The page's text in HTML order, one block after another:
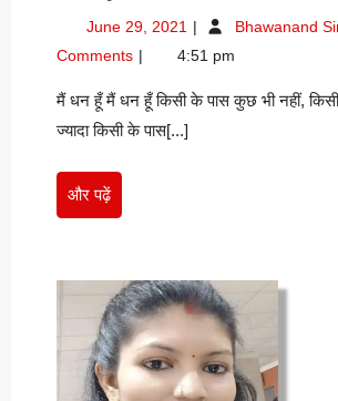
हूँ-
भवानंद
सिंह
June 29, 2021 June
2021
Bhawanand
Comments
4:51 pm
मैं धन हूँ मैं धन हूँ किसी के पास कुछ भी नहीं,
ज्यादा किसी के पास[...]
और पढ़ेंऔर
पढ़ें